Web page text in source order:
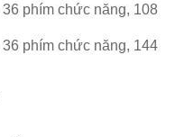
phím chức năng, 108
phím chức năng, 144